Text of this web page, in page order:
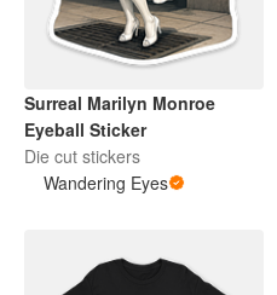
Surreal Marilyn Monroe
Eyeball Sticker
Die cut stickers
Wandering Eyes